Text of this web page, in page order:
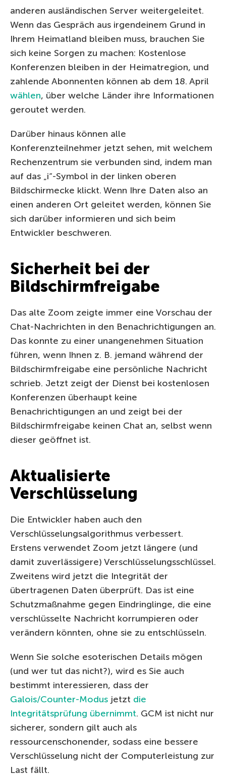
anderen ausländischen Server weitergeleitet.
Wenn das Gespräch aus irgendeinem Grund in
Ihrem Heimatland bleiben muss, brauchen Sie
sich keine Sorgen zu machen: Kostenlose
Konferenzen bleiben in der Heimatregion, und
zahlende Abonnenten können ab dem 18. April
wählen, über welche Länder ihre Informationen
geroutet werden.
Darüber hinaus können alle
Konferenzteilnehmer jetzt sehen, mit welchem
Rechenzentrum sie verbunden sind, indem man
auf das „i“-Symbol in der linken oberen
Bildschirmecke klickt. Wenn Ihre Daten also an
einen anderen Ort geleitet werden, können Sie
sich darüber informieren und sich beim
Entwickler beschweren.
Sicherheit bei der
Bildschirmfreigabe
Das alte Zoom zeigte immer eine Vorschau der
Chat-Nachrichten in den Benachrichtigungen an.
Das konnte zu einer unangenehmen Situation
führen, wenn Ihnen z. B. jemand während der
Bildschirmfreigabe eine persönliche Nachricht
schrieb. Jetzt zeigt der Dienst bei kostenlosen
Konferenzen überhaupt keine
Benachrichtigungen an und zeigt bei der
Bildschirmfreigabe keinen Chat an, selbst wenn
dieser geöffnet ist.
Aktualisierte
Verschlüsselung
Die Entwickler haben auch den
Verschlüsselungsalgorithmus verbessert.
Erstens verwendet Zoom jetzt längere (und
damit zuverlässigere) Verschlüsselungsschlüssel.
Zweitens wird jetzt die Integrität der
übertragenen Daten überprüft. Das ist eine
Schutzmaßnahme gegen Eindringlinge, die eine
verschlüsselte Nachricht korrumpieren oder
verändern könnten, ohne sie zu entschlüsseln.
Wenn Sie solche esoterischen Details mögen
(und wer tut das nicht?), wird es Sie auch
bestimmt interessieren, dass der
Galois/Counter-Modus jetzt die
Integritätsprüfung übernimmt. GCM ist nicht nur
sicherer, sondern gilt auch als
ressourcenschonender, sodass eine bessere
Verschlüsselung nicht der Computerleistung zur
Last fällt.